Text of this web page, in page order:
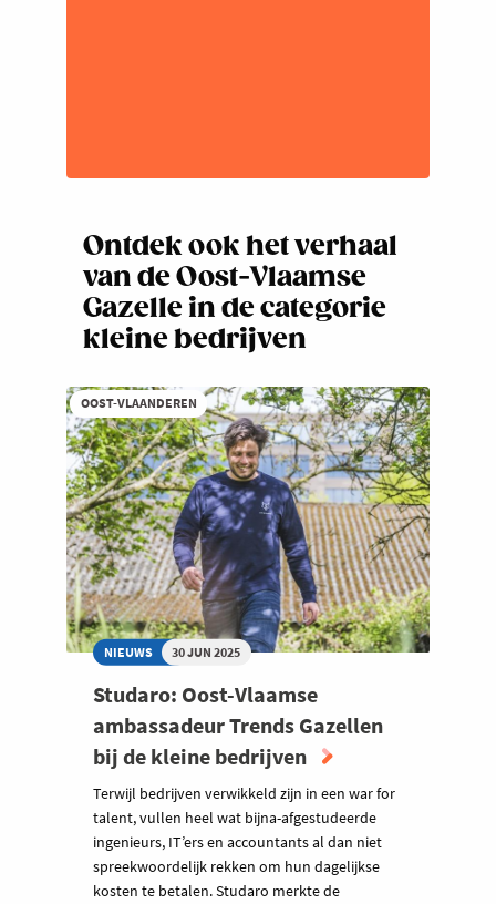
Ontdek ook het verhaal
van de Oost-Vlaamse
Gazelle in de categorie
kleine bedrijven
OOST-VLAANDEREN
NIEUWS 30 JUN 2025
Studaro: Oost-Vlaamse
ambassadeur Trends Gazellen
bij de kleine bedrijven
Terwijl bedrijven verwikkeld zijn in een war for
talent, vullen heel wat bijna-afgestudeerde
ingenieurs, IT’ers en accountants al dan niet
spreekwoordelijk rekken om hun dagelijkse
kosten te betalen. Studaro merkte de